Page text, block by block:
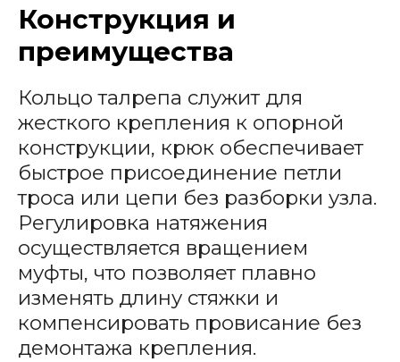
Конструкция и
преимущества
Кольцо талрепа служит для
жесткого крепления к опорной
конструкции, крюк обеспечивает
быстрое присоединение петли
троса или цепи без разборки узла.
Регулировка натяжения
осуществляется вращением
муфты, что позволяет плавно
изменять длину стяжки и
компенсировать провисание без
демонтажа крепления.